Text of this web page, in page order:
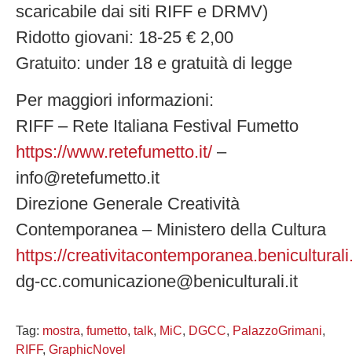
scaricabile dai siti RIFF e DRMV)
Ridotto giovani: 18-25 € 2,00
Gratuito: under 18 e gratuità di legge
Per maggiori informazioni:
RIFF – Rete Italiana Festival Fumetto
https://www.retefumetto.it/ –
info@retefumetto.it
Direzione Generale Creatività
Contemporanea – Ministero della Cultura
https://
dg-cc.comunicazione@beniculturali.it
Tag: mostra, fumetto, talk, MiC, DGCC, PalazzoGrimani,
RIFF, GraphicNovel